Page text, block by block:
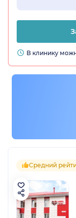
В клинику
Средний